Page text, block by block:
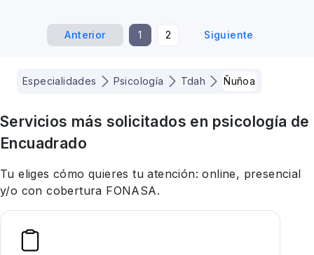
Anterior 1 2 Siguiente
Especialidades Psicología Tdah Ñuñoa
Servicios más solicitados en psicología de
Encuadrado
Tu eliges cómo quieres tu atención: online, presencial
y/o con cobertura FONASA.